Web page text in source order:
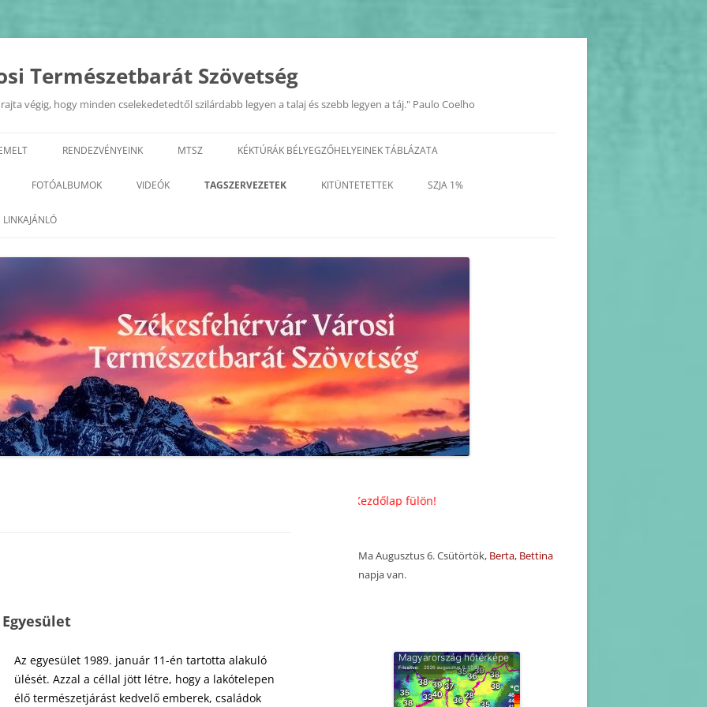
Természetbarát Szövetség
végig, hogy minden cselekedetedtől szilárdabb legyen a talaj és szebb legyen a táj." Paulo Coelho
2022
2021
2019
2018
2010
RENDEZVÉNYEINK
EURÓPAI MOBILITÁSI HÉT
TERMÉSZETI ÉRTÉKEK A KIRÁLYOK
MTSZ KÉKTÚRÁK BÉLYEGZŐHELYEINEK TÁBLÁZATA
FOTÓALBUMOK
2026
2023
2022
2020
2019
2011
VIDEÓK TAGSZERVEZETEK
GYÖNGYVIRÁG TE
KORÁBBI HAVI PROGRAM
TERVEZETEK(2025-2017)
TELEKI TTE– TETETE
VÉRTES METEOR TSE
KORÁBBI HAVI PROGRAM
TERVEZETEK(2025-2016)
VIZIVÁROSI LSE
KORÁBBI PROGRAMOK-
BEJEGYZÉSEK
VÖRÖSMARTY MIHÁLY LSE
KITÜNTETETTEK SZJA 1%
LINKAJÁNLÓ
Az egyesület 1989. január 11-én tartotta alakuló
ülését. Azzal a céllal jött létre, hogy a lakótelepen
élő természetjárást kedvelő emberek, családok
Friss információk a Kezdőlap fülön!
Ma Augusztus 6. Csütörtök, Berta, Bettina
napja van.